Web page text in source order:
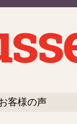
客様の声